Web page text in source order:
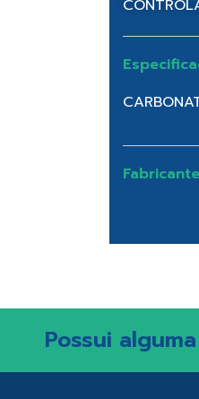
Possui